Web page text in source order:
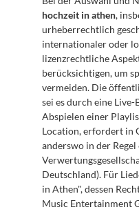
hochzeit in athen,
urheberrechtlich
internationaler oder
lizenzrechtliche
berücksichtigen, um
vermeiden. Die
sei es durch eine Live-
Abspielen einer
Location, erfordert in
anderswo in der
Deutschland). Für
in Athen", dessen
Music Entertainment